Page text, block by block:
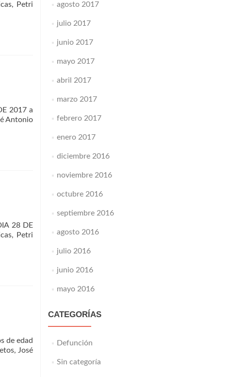
Petri
2017 a
Antonio
28 DE
Petri
de edad
José
agosto 2017
julio 2017
junio 2017
mayo 2017
abril 2017
marzo 2017
febrero 2017
enero 2017
diciembre 2016
noviembre 2016
octubre 2016
septiembre 2016
agosto 2016
julio 2016
junio 2016
mayo 2016
CATEGORÍAS
Defunción
Sin categoría